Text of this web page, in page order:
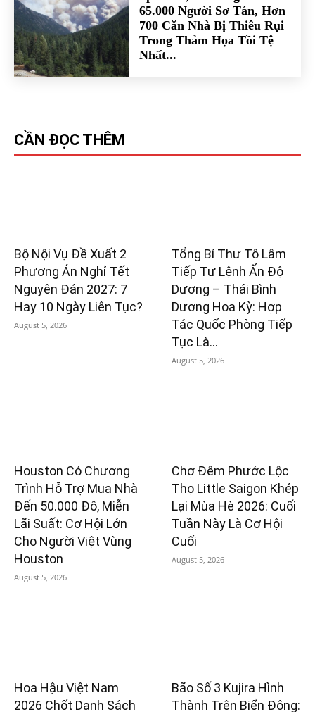
65.000 Người Sơ Tán, Hơn
700 Căn Nhà Bị Thiêu Rụi
Trong Thảm Họa Tồi Tệ
Nhất...
CẦN ĐỌC THÊM
Bộ Nội Vụ Đề Xuất 2
Phương Án Nghỉ Tết
Nguyên Đán 2027: 7
Hay 10 Ngày Liên Tục?
August 5, 2026
Tổng Bí Thư Tô Lâm
Tiếp Tư Lệnh Ấn Độ
Dương – Thái Bình
Dương Hoa Kỳ: Hợp
Tác Quốc Phòng Tiếp
Tục Là...
August 5, 2026
Houston Có Chương
Trình Hỗ Trợ Mua Nhà
Đến 50.000 Đô, Miễn
Lãi Suất: Cơ Hội Lớn
Cho Người Việt Vùng
Houston
August 5, 2026
Chợ Đêm Phước Lộc
Thọ Little Saigon Khép
Lại Mùa Hè 2026: Cuối
Tuần Này Là Cơ Hội
Cuối
August 5, 2026
Hoa Hậu Việt Nam
2026 Chốt Danh Sách
Bão Số 3 Kujira Hình
Thành Trên Biển Đông: